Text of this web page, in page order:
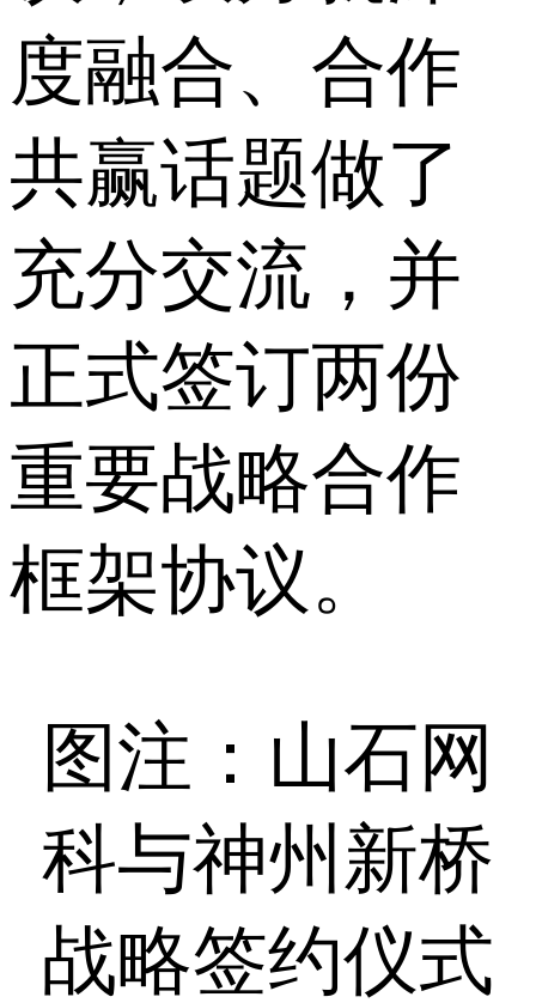
度融合、合作
共赢话题做了
充分交流，并
正式签订两份
重要战略合作
框架协议。
图注：山石网
科与神州新桥
战略签约仪式